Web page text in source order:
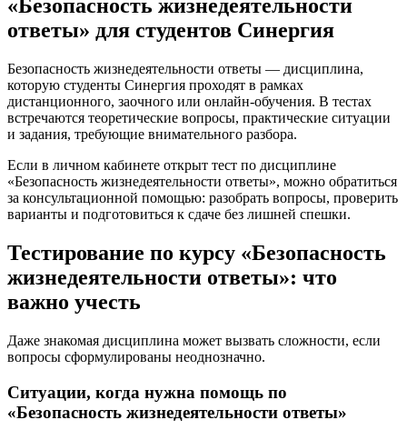
«Безопасность жизнедеятельности
ответы» для студентов Синергия
Безопасность жизнедеятельности ответы — дисциплина,
которую студенты Синергия проходят в рамках
дистанционного, заочного или онлайн-обучения. В тестах
встречаются теоретические вопросы, практические ситуации
и задания, требующие внимательного разбора.
Если в личном кабинете открыт тест по дисциплине
«Безопасность жизнедеятельности ответы», можно обратиться
за консультационной помощью: разобрать вопросы, проверить
варианты и подготовиться к сдаче без лишней спешки.
Тестирование по курсу «Безопасность
жизнедеятельности ответы»: что
важно учесть
Даже знакомая дисциплина может вызвать сложности, если
вопросы сформулированы неоднозначно.
Ситуации, когда нужна помощь по
«Безопасность жизнедеятельности ответы»